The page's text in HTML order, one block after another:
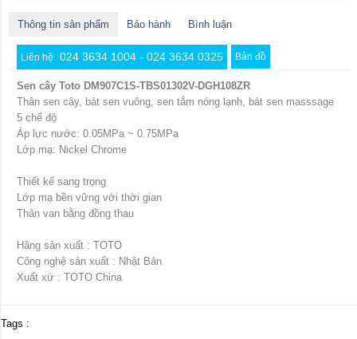
Thông tin sản phẩm Bảo hành Bình luận
Liên hệ 024 3634 1004 - 024 3634 0325 Bản đồ
Sen cây Toto DM907C1S-TBS01302V-DGH108ZR
Thân sen cây, bát sen vuông, sen tắm nóng lạnh, bát sen masssage
5 chế độ
Áp lực nước: 0.05MPa ~ 0.75MPa
Lớp mạ: Nickel Chrome
Thiết kế sang trọng
Lớp mạ bền vững với thời gian
Thân van bằng đồng thau
Hãng sản xuất : TOTO
Công nghệ sản xuất : Nhật Bản
Xuất xứ : TOTO China
Tags :